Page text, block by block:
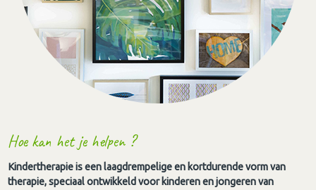
Hoe kan het je helpen ?
Kindertherapie is een laagdrempelige en kortdurende vorm van
therapie, speciaal ontwikkeld voor kinderen en jongeren van